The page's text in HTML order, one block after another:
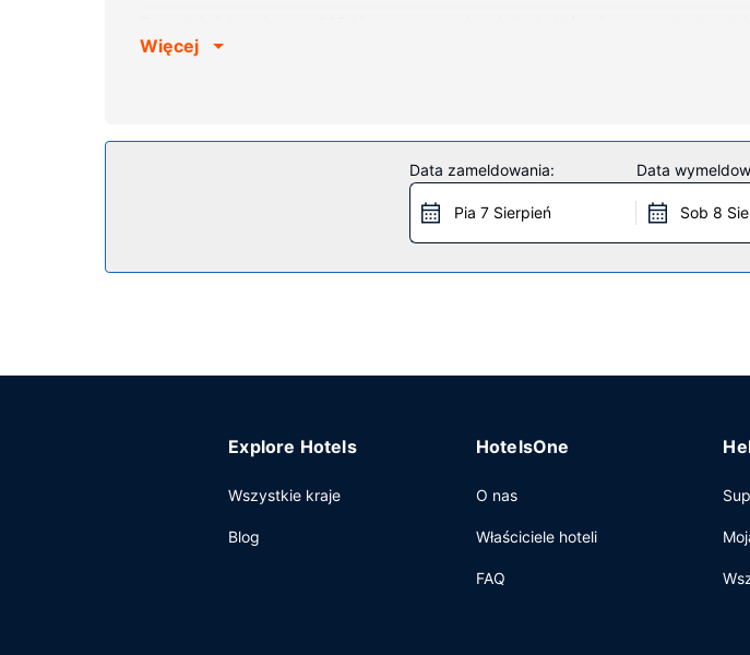
zapewni łączność ze światem. Prywatna łazienka — wyposażenie: prysznic,
Goście obiektu Holiday Inn Express Glasgow Airport by IHG mogą zjeść pyszny
klubowym. Hotel oferuje bezpłatne śniadanie w formie bufetu codziennie od 6 do 10.
Więcej
Data zameldowania:
Pia 7 Sierpień
Data
Sob 8
Explore Hotels
Wszystkie kraje
Blog
HotelsOne
O nas
Właściciele hoteli
FAQ